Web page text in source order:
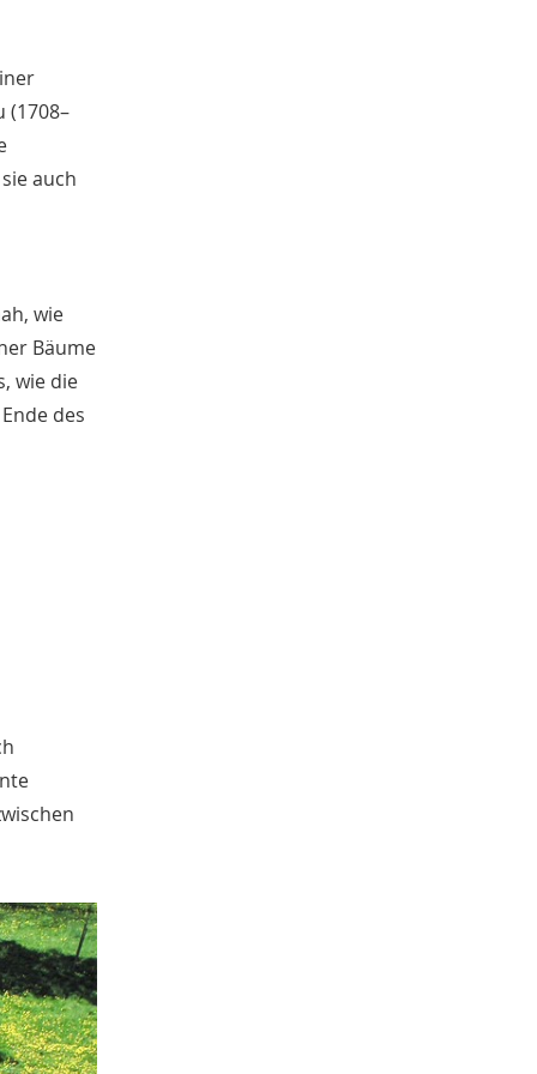
(1708–
auch
wie
Bäume
wie die
des